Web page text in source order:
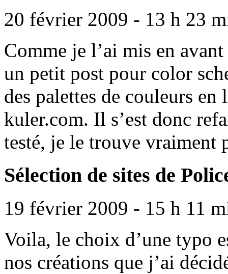
20 février 2009 - 13 h 23
Comme je l’ai mis en
un petit post pour color
des palettes de couleurs
kuler.com. Il s’est donc
testé, je le trouve vraiment
Sélection de sites de
19 février 2009 - 15 h 11
Voila, le choix d’une typo
nos créations que j’ai